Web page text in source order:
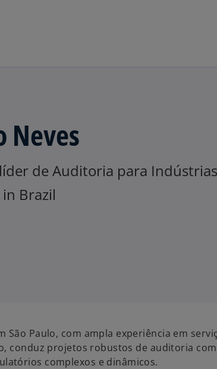
Pular para o
Neves
de Auditoria para Indústrias
in Brazil
São Paulo, com ampla experiência em
conduz projetos robustos de auditoria
complexos e dinâmicos.